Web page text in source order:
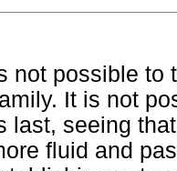
not possible to
It is not
last, seeing
fluid and